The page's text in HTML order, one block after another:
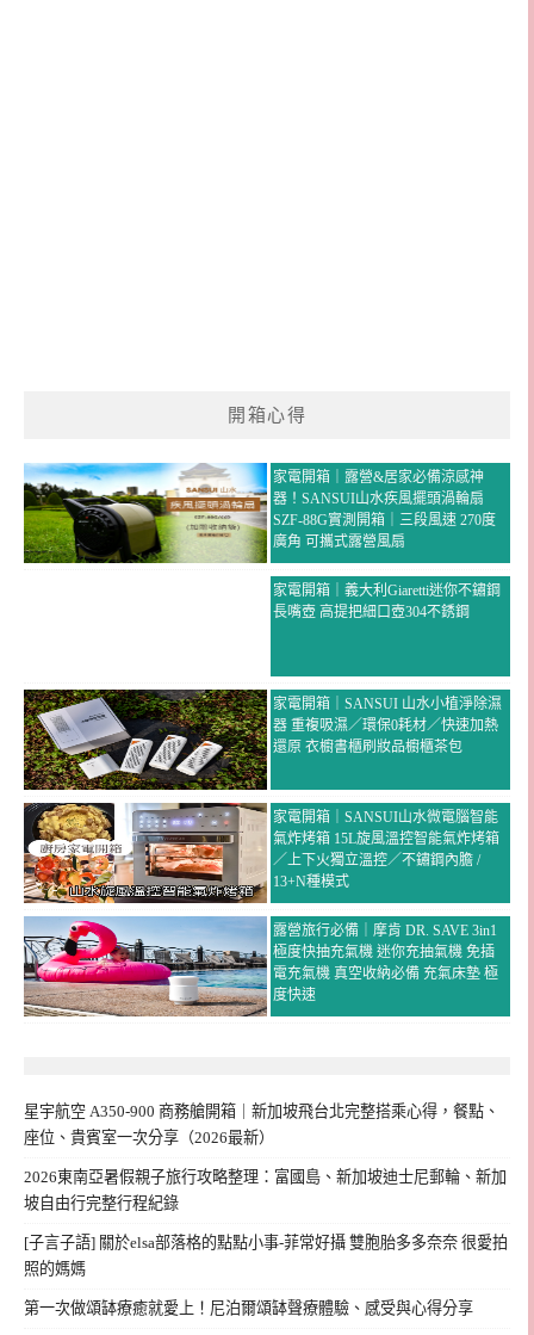
開箱心得
家電開箱｜露營&居家必備涼感神
器！SANSUI山水疾風擺頭渦輪扇
SZF-88G實測開箱｜三段風速 270度
廣角 可攜式露營風扇
家電開箱｜義大利Giaretti迷你不鏽鋼
長嘴壺 高提把細口壺304不銹鋼
家電開箱｜SANSUI 山水小植淨除濕
器 重複吸濕／環保0耗材／快速加熱
還原 衣櫥書櫃刷妝品櫥櫃茶包
家電開箱｜SANSUI山水微電腦智能
氣炸烤箱 15L旋風溫控智能氣炸烤箱
／上下火獨立溫控／不鏽鋼內膽 /
13+N種模式
露營旅行必備｜摩肯 DR. SAVE 3in1
極度快抽充氣機 迷你充抽氣機 免插
電充氣機 真空收納必備 充氣床墊 極
度快速
星宇航空 A350-900 商務艙開箱｜新加坡飛台北完整搭乘心得，餐點、
座位、貴賓室一次分享（2026最新）
2026東南亞暑假親子旅行攻略整理：富國島、新加坡迪士尼郵輪、新加
坡自由行完整行程紀錄
[子言子語] 關於elsa部落格的點點小事-菲常好攝 雙胞胎多多奈奈 很愛拍
照的媽媽
第一次做頌缽療癒就愛上！尼泊爾頌缽聲療體驗、感受與心得分享